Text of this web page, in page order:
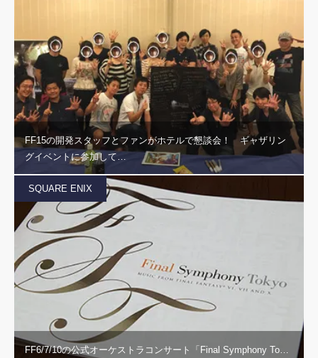
FF15の開発スタッフとファンがホテルで懇談会！ ギャザリン
グイベントに参加して…
SQUARE ENIX
FF6/7/10の公式オーケストラコンサート「Final Symphony To…